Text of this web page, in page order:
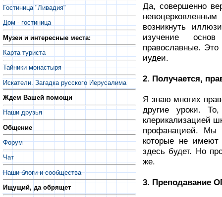
Гостиница "Ливадия"
Дом - гостиница
Музеи и интересные места:
Карта туриста
Тайники монастыря
Искатели. Загадка русского Иерусалима
Ждем Вашей помощи
Наши друзья
Общение
Форум
Чат
Наши блоги и сообщества
Ищущий, да обрящет
Да, совершенно
возникнуть
изучение
православные.
иудеи.
2. Получается,
Я знаю многих
другие уроки.
клерикализацией
профанацией. Мы
которые не
здесь будет. Но
же.
3. Преподавание